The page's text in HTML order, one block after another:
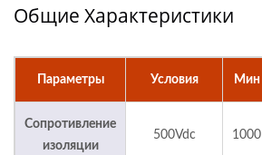
Общие Характеристики
Параметры Условия Мин
Сопротивление
изоляции
500Vdc 1000